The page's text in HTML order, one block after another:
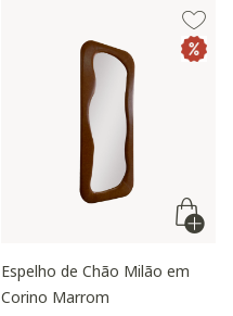
Espelho de Chão Milão em
Corino Marrom